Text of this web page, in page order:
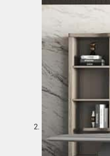
Giá để dao thớt
Kệ gia vị
Kệ góc liên hoàn
2.